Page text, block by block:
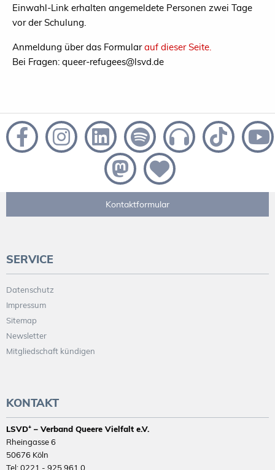
Einwahl-Link erhalten angemeldete Personen zwei Tage
vor der Schulung.
Anmeldung über das Formularauf dieser Seite.
Bei Fragen: queer-refugees@lsvd.de
Kontaktformular
SERVICE
Datenschutz
Impressum
Sitemap
Newsletter
Mitgliedschaft kündigen
KONTAKT
LSVD⁺ – Verband Queere Vielfalt e.V.
Rheingasse 6
50676 Köln
Tel: 0221 - 925 961 0